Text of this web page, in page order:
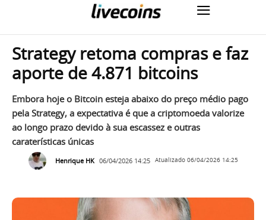
Strategy retoma compras e faz
aporte de 4.871 bitcoins
Embora hoje o Bitcoin esteja abaixo do preço médio pago
pela Strategy, a expectativa é que a criptomoeda valorize
ao longo prazo devido à sua escassez e outras
caraterísticas únicas
Henrique HK 06/04/2026 14:25 Atualizado 06/04/2026 14:25